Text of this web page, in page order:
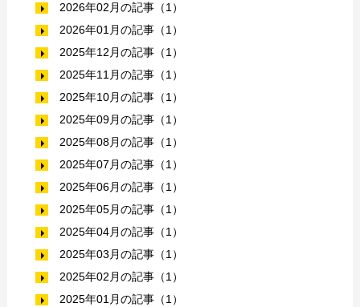
2026年02月の記事（1）
2026年01月の記事（1）
2025年12月の記事（1）
2025年11月の記事（1）
2025年10月の記事（1）
2025年09月の記事（1）
2025年08月の記事（1）
2025年07月の記事（1）
2025年06月の記事（1）
2025年05月の記事（1）
2025年04月の記事（1）
2025年03月の記事（1）
2025年02月の記事（1）
2025年01月の記事（1）